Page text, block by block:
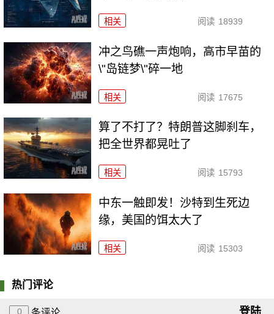
相关 阅读 18939
冲之鸟礁一声炮响，高市早苗的
\"岛链梦\"碎一地
相关 阅读 17675
算了不打了？特朗普这脚刹车，
把全世界都晃吐了
相关 阅读 15793
中东一触即发！沙特到生死边
缘，美国的饵太大了
相关 阅读 15303
热门评论
0